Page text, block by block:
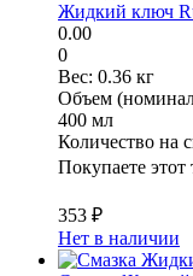
Жидкий ключ
0.00
0
Вес: 0.36 кг
Объем
400 мл
Количество на
Покупаете этот
353 ₽
Нет в наличии